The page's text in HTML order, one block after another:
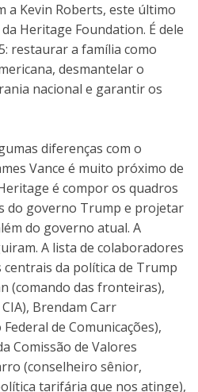
a Kevin Roberts, este último
Heritage Foundation. É dele
restaurar a família como
desmantelar o
nacional e garantir os
diferenças com o
Vance é muito próximo de
é compor os quadros
do governo Trump e projetar
do governo atual. A
A lista de colaboradores
centrais da política de Trump
(comando das fronteiras),
Brendam Carr
de Comunicações),
Comissão de Valores
(conselheiro sênior,
tarifária que nos atinge),